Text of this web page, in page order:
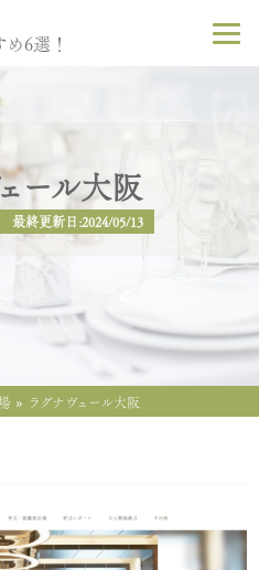
6選！
ール大阪
終更新日:2024/05/13
» ラグナヴェール大阪